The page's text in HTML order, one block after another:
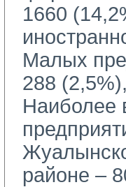
1660
Малых
288
Наиболее
районе –